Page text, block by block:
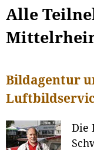
Alle
Bildagentur
Die